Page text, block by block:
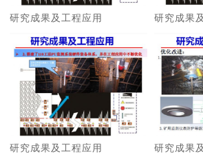
研究成果及工程应用 研究成果
研究成果及工程应用 研究成果